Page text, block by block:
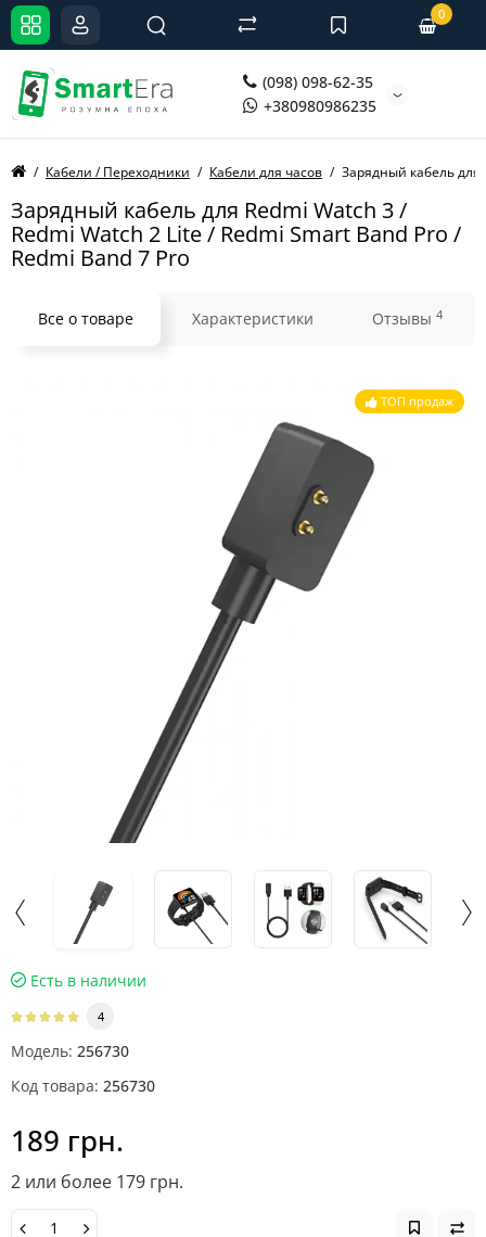
(098) 098-62-35
+380980986235
0
Кабели / Переходники Кабели для часов Зарядный кабель для
Зарядный кабель для Redmi Watch 3 /
Redmi Watch 2 Lite / Redmi Smart Band Pro /
Redmi Band 7 Pro
Все о товаре Характеристики Отзывы 4
ТОП продаж
Есть в наличии
4
Модель: 256730
Код товара: 256730
189 грн.
2 или более 179 грн.